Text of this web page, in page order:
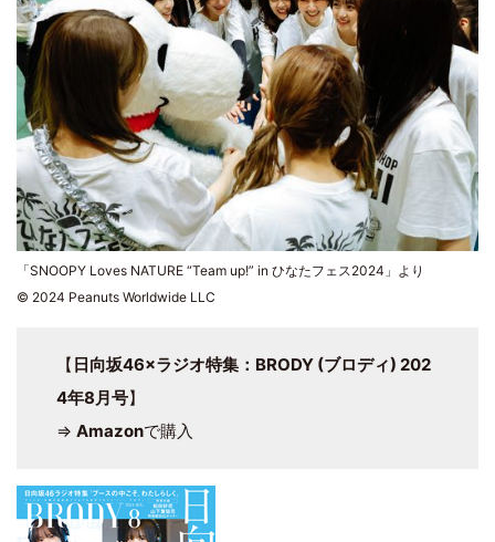
「SNOOPY Loves NATURE “Team up!” in ひなたフェス2024」より
© 2024 Peanuts Worldwide LLC
【 日向坂46×ラジオ特集：BRODY (ブロディ) 202
4年8月号】
⇒ Amazonで購入